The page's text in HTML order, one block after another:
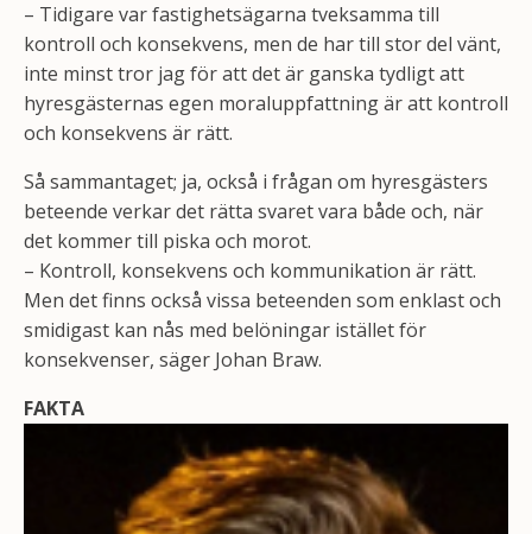
– Tidigare var fastighetsägarna tveksamma till
kontroll och konsekvens, men de har till stor del vänt,
inte minst tror jag för att det är ganska tydligt att
hyresgästernas egen moraluppfattning är att kontroll
och konsekvens är rätt.
Så sammantaget; ja, också i frågan om hyresgästers
beteende verkar det rätta svaret vara både och, när
det kommer till piska och morot.
– Kontroll, konsekvens och kommunikation är rätt.
Men det finns också vissa beteenden som enklast och
smidigast kan nås med belöningar istället för
konsekvenser, säger Johan Braw.
FAKTA